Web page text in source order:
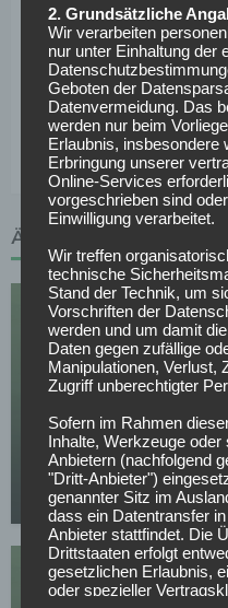
Ndiaye – El-Faouzi,
Aouchiche – Sylla
Fortuna Düsseldorf:
Oberdorf, Egouli, C. Lenz
Appelkamp – Iyoha,
ÄHNLICHE ARTIKEL
SPORTWETTEN
Deutschland –
| Freundschaftsspiel
30.05.2026
2. Grundsätzliche
Wir verarbeiten
nur unter Einhaltung der
Geboten der
Datenvermeidung. Das
werden nur beim
Erlaubnis, insbesondere
Erbringung unserer
Online-Services
vorgeschrieben sind
Einwilligung verarbeitet.
Wir treffen
technische
Stand der Technik, um
Vorschriften der
werden und um damit
Daten gegen zufällige
Manipulationen, Verlust,
Zugriff unberechtigter
Sofern im Rahmen
Inhalte, Werkzeuge
Anbietern (nachfolgend
"Dritt-Anbieter")
genannter Sitz im
dass ein Datentransfer
Anbieter stattfindet. Die
Drittstaaten erfolgt
gesetzlichen Erlaubnis,
oder spezieller